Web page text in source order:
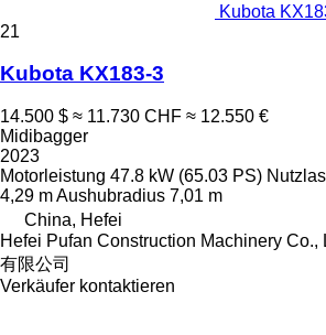
Kubota
21
Kubota KX183-3
14.500 $ ≈ 11.730 CHF ≈ 12.550 €
Midibagger
2023
Motorleistung 47.8 kW (65.03 PS)
4,29 mAushubradius 7,01 m
China, Hefei
Hefei Pufan Construction Machinery Co.,
有限公司
Verkäufer kontaktieren